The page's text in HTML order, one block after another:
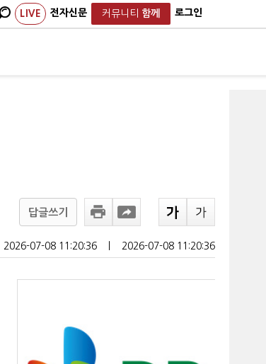
LIVE 전자신문 커뮤니티 함께 로그인
답글쓰기
2026-07-08 11:20:36 2026-07-08 11:20:36